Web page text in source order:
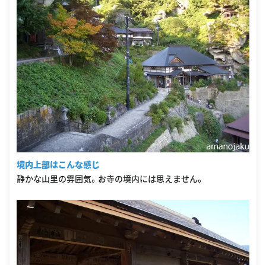
境内上部はこんな感じ
静かな山里の雰囲気。お寺の境内には思えません。